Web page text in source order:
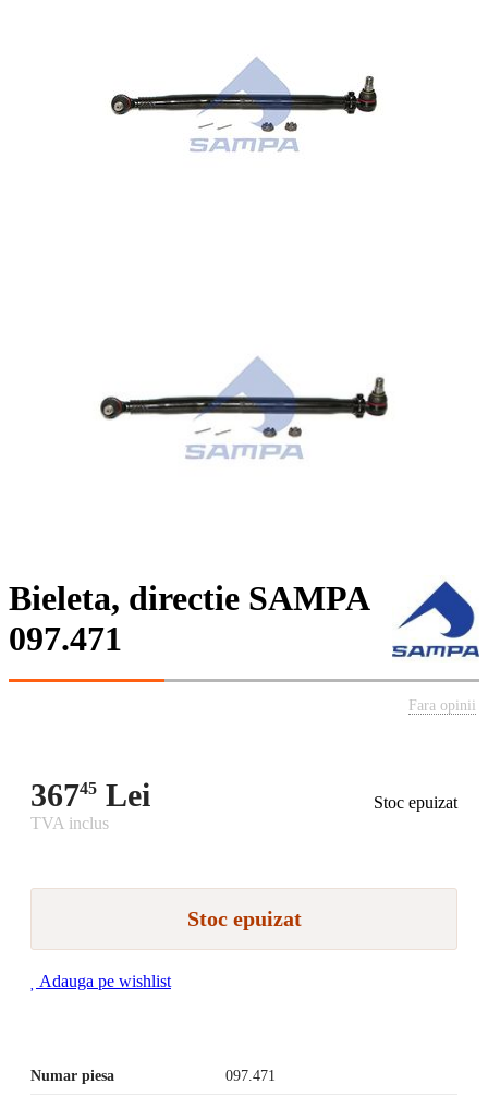
Bieleta, directie SAMPA
097.471
Fara opinii
36745 Lei
Stoc epuizat
TVA inclus
Stoc epuizat
Adauga pe wishlist
Numar piesa 097.471